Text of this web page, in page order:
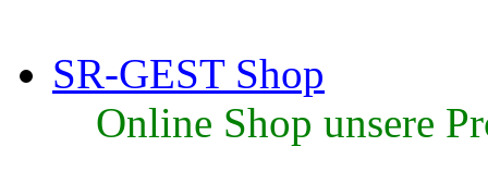
SR-GEST Shop
Online Shop unsere